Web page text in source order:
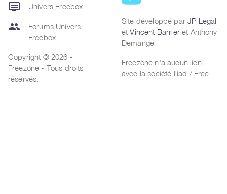
dvr Univers Freebox
group
Forums Univers
Freebox
Copyright © 2026 -
Freezone - Tous droits
réservés.
Site développé parJP Legal
etVincent Barrieret Anthony
Demangel
Freezone n'a aucun lien
avec la société Iliad / Free